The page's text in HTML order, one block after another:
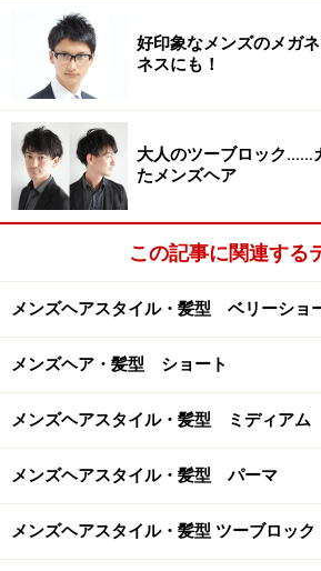
好印象なメンズのメガ
ネスにも！
大人のツーブロック……
たメンズヘア
この記事に関連する
メンズヘアスタイル・髪型 ベリーショ
メンズヘア・髪型 ショート
メンズヘアスタイル・髪型 ミディアム
メンズヘアスタイル・髪型 パーマ
メンズヘアスタイル・髪型 ツーブロック